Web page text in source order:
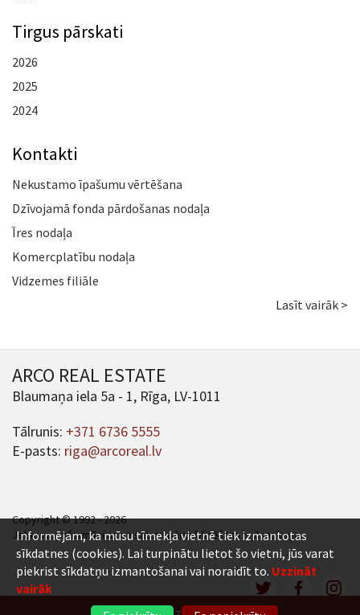
Tirgus pārskati
2026
2025
2024
Kontakti
Nekustamo īpašumu vērtēšana
Dzīvojamā fonda pārdošanas nodaļa
Īres nodaļa
Komercplatību nodaļa
Vidzemes filiāle
Lasīt vairāk >
ARCO REAL ESTATE
Blaumaņa iela 5a - 1, Rīga, LV-1011
Tālrunis: +371 6736 5555
E-pasts: riga@arcoreal.lv
Copyright © 1992 - 2026
Jebkuras informācijas un satura pārpublicēšana ir jāsaskaņo.
Informējam, ka mūsu tīmekļa vietnē tiek izmantotas
sīkdatnes (cookies). Lai turpinātu lietot šo vietni, jūs varat
piekrist sīkdatņu izmantošanai vai noraidīt to. Uzzināt
vairāk